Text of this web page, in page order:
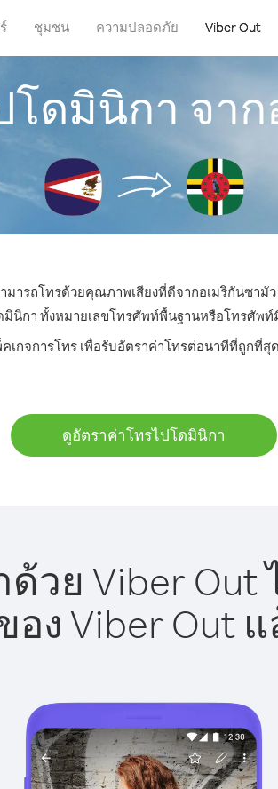
ชุมชน ความปลอดภัย Viber Out
โดมินิกา จา
รถโทรด้วยคุณภาพเสียงที่ดีจากอเมริกันซามัว
นิกา ทั้งหมายเลขโทรศัพท์พื้นฐานหรือโทรศัพท์
เกจการโทร เพื่อรับอัตราค่าโทรต่อนาทีที่ถูกที่
ดูอัตราค่าโทรไปโดมินิกา
วย Viber Out
ง Viber Out